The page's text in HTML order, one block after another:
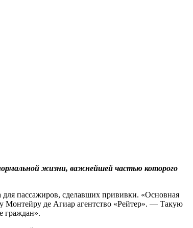
жизни, важнейшей частью которого
пассажиров, сделавших прививки. «Основная
Монтейру де Агиар агентство «Рейтер». — Такую
граждан».